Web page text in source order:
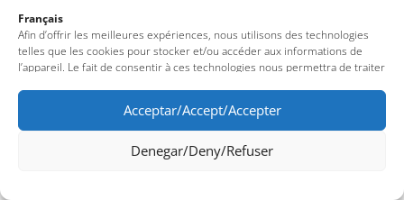
Français
Afin d’offrir les meilleures expériences, nous utilisons des technologies
telles que les cookies pour stocker et/ou accéder aux informations de
l’appareil. Le fait de consentir à ces technologies nous permettra de traiter
uniques sur ce site. Le fait de ne pas consentir ou de retirer son
consentement peut avoir un effet négatif sur certaines fonctionnalités et
caractéristiques du site.
Acceptar/Accept/Accepter
Denegar/Deny/Refuser